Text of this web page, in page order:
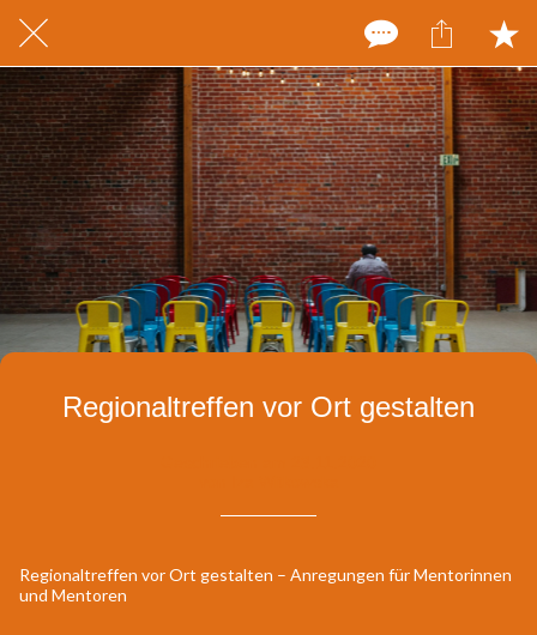
Regionaltreffen vor Ort gestalten
Regionaltreffen vor Ort gestalten – Anregungen für Mentorinnen
und Mentoren